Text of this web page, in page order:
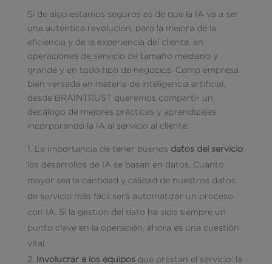
Si de algo estamos seguros es de que la IA va a ser
una auténtica revolución, para la mejora de la
eficiencia y de la experiencia del cliente, en
operaciones de servicio de tamaño mediano y
grande y en todo tipo de negocios. Como empresa
bien versada en materia de inteligencia artificial,
desde BRAINTRUST queremos compartir un
decálogo de mejores prácticas y aprendizajes,
incorporando la IA al servicio al cliente:
La importancia de tener buenos datos del servicio:
los desarrollos de IA se basan en datos. Cuanto
mayor sea la cantidad y calidad de nuestros datos
de servicio más fácil será automatizar un proceso
con IA. Si la gestión del dato ha sido siempre un
punto clave en la operación, ahora es una cuestión
vital.
Involucrar a los equiposque prestan el servicio: la